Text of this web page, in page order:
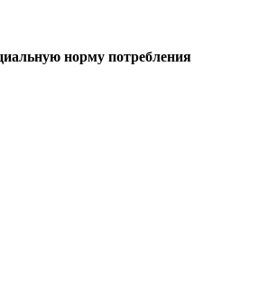
норму потребления